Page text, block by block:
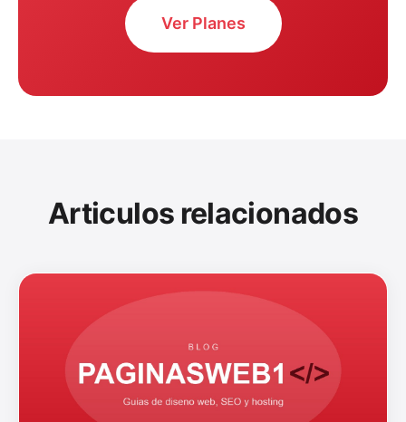
Ver Planes
Articulos relacionados